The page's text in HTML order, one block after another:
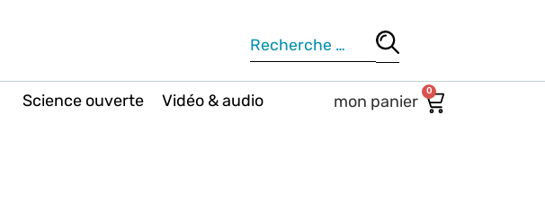
Science ouverte Vidéo & audio 0